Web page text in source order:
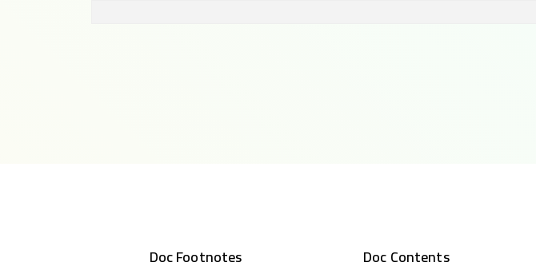
Doc Contents
Doc Footnotes